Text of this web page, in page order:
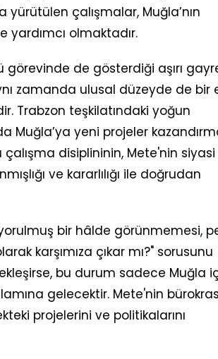
çalışmalar, Muğla’nın
olmaktadır.
de gösterdiği aşırı
zamanda ulusal düzeyde de bir
Trabzon teşkilatındaki yoğun
Muğla’ya yeni projeler
disiplininin, Mete'nin siyasi
ve kararlılığı ile doğrudan
bir hâlde görünmemesi,
karşımıza çıkar mı?" sorusunu
bu durum sadece Muğla
gelecektir. Mete'nin
projelerini ve politikalarını